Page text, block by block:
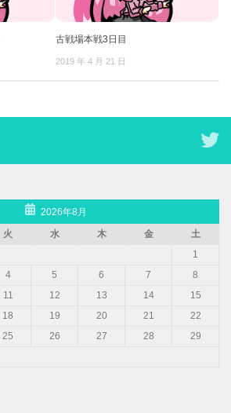
古戦場本戦3日目
2019 年 4 月 21 日
2026年8月
火 水 木 金
土
1
4 5 6 7
8
11 12 13 14
15
18 19 20 21
22
25 26 27 28
29